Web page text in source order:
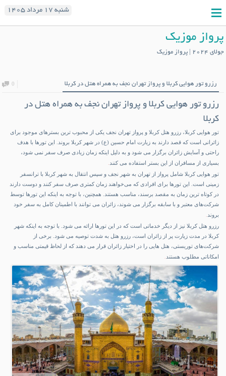
شنبه ۱۷ مرداد ۱۴۰۵
پرواز موزیک
جولای 2024 | پرواز موزیک
رزرو تور هوایی کربلا و پرواز تهران نجف به همراه هتل در کربلا 0
رزرو تور هوایی کربلا و پرواز تهران نجف به همراه هتل در
کربلا
تور هوایی کربلا، رزرو هتل کربلا و پرواز تهران نجف یکی از محبوب ‌ترین بسترهای موجود برای
زائرانی است که قصد دارند به زیارت امام حسین (ع) در شهر کربلا بروند. این تورها با هدف
راحتی و آسایش زائران برگزار می ‌شود و به دلیل اینکه زمان زیادی صرف سفر نمی ‌شود،
بسیاری از مسافران از این بستر استفاده می‌ کنند
تور هوایی کربلا شامل پرواز از تهران به شهر نجف و سپس انتقال به شهر کربلا با ترانسفر
زمینی است. این تور‌ها برای افرادی که می‌خواهند زمان کمتری صرف سفر کنند و دوست دارند
در کوتاه ‌ترین زمان به مقصد برسند، مناسب هستند. همچنین، با توجه به اینکه این تورها توسط
شرکت‌های معتبر و با سابقه برگزار می ‌شوند، زائران می‌ توانند با اطمینان کامل به سفر خود
بروند
رزرو هتل کربلا نیز از دیگر خدماتی است که در این تورها ارائه می ‌شود. با توجه به اینکه شهر
کربلا در مدت زیارت پر از زائران است، رزرو هتل به شدت توصیه می ‌شود. برخی از
شرکت‌های توریستی، هتل‌ هایی را در اختیار زائران قرار می ‌دهند که از لحاظ قیمتی مناسب و
امکاناتی مطلوب هستند